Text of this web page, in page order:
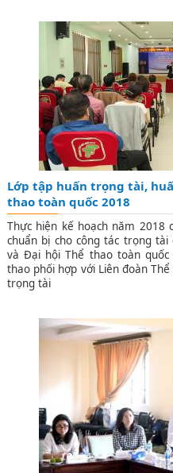
Lớp tập huấn trọng tài,
thao toàn quốc 2018
Thực hiện kế hoạch năm 2018
chuẩn bị cho công tác trọng tài
và Đại hội Thể thao toàn quốc
thao phối hợp với Liên đoàn
trọng tài